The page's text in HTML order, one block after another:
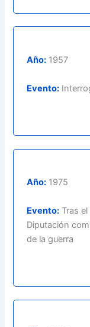
Año: 1957
Evento:
Año: 1975
Evento: Tras
Diputación
de la guerra